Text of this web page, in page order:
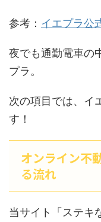
参考： イエプラ公
夜でも通勤電車の
プラ。
次の項目では、イ
す！
オンライン不
る流れ
当サイト「ステキ